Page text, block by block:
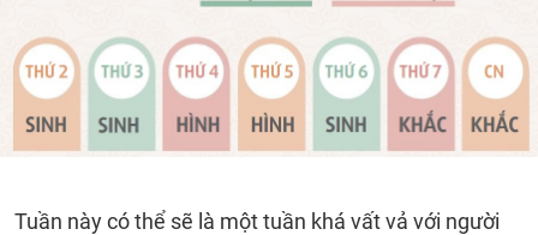
Tuần này có thể sẽ là một tuần khá vất vả với người